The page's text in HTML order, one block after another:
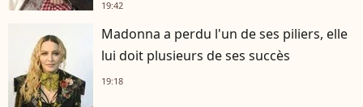
19:42
Madonna a perdu l'un de ses piliers, elle
lui doit plusieurs de ses succès
19:18